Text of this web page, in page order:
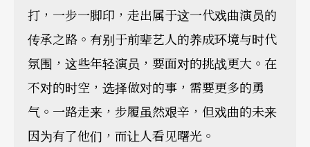
打，一步一脚印，走出属于这一代戏曲演员的
传承之路。有别于前辈艺人的养成环境与时代
氛围，这些年轻演员，要面对的挑战更大。在
不对的时空，选择做对的事，需要更多的勇
气。一路走来，步履虽然艰辛，但戏曲的未来
因为有了他们，而让人看见曙光。